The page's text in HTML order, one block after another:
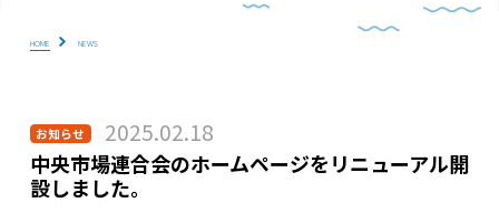
HOME NEWS
2025.02.18
お知らせ
中央市場連合会のホームページをリニューアル開
設しました。